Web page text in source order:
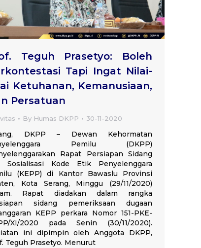
Teguh Prasetyo: Boleh
Tapi Ingat Nilai-
Ketuhanan, Kemanusiaan,
Persatuan
By Humas DKPP 30-11-2020
DKPP – Dewan Kehormatan
Pemilu (DKPP)
Rapat Persiapan Sidang
Sosialisasi Kode Etik Penyelenggara
(KEPP) di Kantor Bawaslu Provinsi
Kota Serang, Minggu (29/11/2020)
Rapat diadakan dalam rangka
sidang pemeriksaan dugaan
KEPP perkara Nomor 151-PKE-
XI/2020 pada Senin (30/11/2020).
ini dipimpin oleh Anggota DKPP,
Teguh Prasetyo. Menurut